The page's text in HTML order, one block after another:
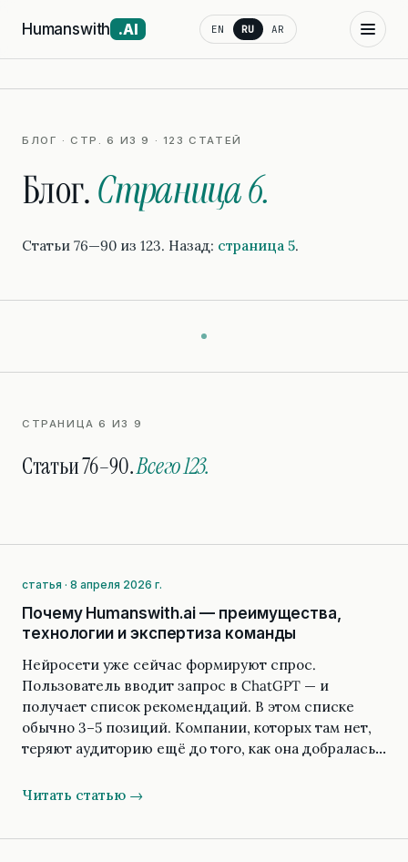
Humanswith .AI EN RU AR
БЛОГ · СТР. 6 ИЗ 9 · 123 СТАТЕЙ
Блог.Страница 6.
Статьи 76—90 из 123. Назад: страница 5.
СТРАНИЦА 6 ИЗ 9
Статьи 76–90.Всего 123.
статья · 8 апреля 2026 г.
Почему Humanswith.ai — преимущества,
технологии и экспертиза команды
Нейросети уже сейчас формируют спрос.
Пользователь вводит запрос в ChatGPT — и
получает список рекомендаций. В этом списке
обычно 3–5 позиций. Компании, которых там нет,
теряют аудиторию ещё до того, как она добралась…
Читать статью →